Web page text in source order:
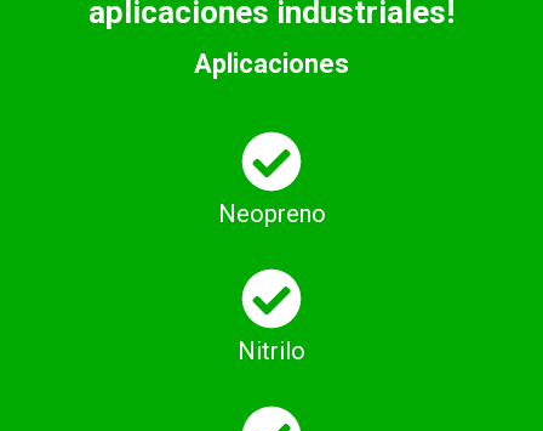
aplicaciones industriales!
Aplicaciones
Neopreno
Nitrilo